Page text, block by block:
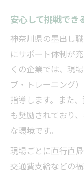
安心して挑戦でき
神奈川県の墨出し
にサポート体制が
くの企業では、現
ブ・トレーニング
指導します。また
も奨励されており
な環境です。
現場ごとに直行直
交通費支給などの